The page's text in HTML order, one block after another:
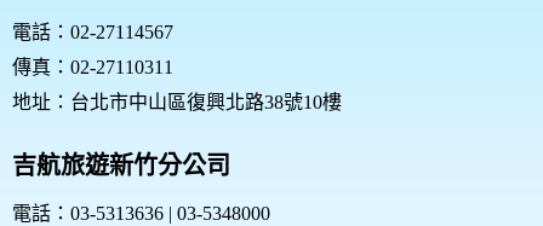
電話：02-27114567
傳真：02-27110311
地址：台北市中山區復興北路38號10樓
吉航旅遊新竹分公司
電話：03-5313636 | 03-5348000